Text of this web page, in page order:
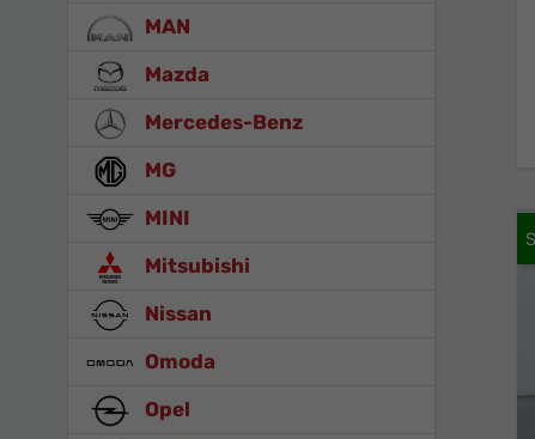
MAN
Mazda
Mercedes-Benz
MG
MINI
Mitsubishi
Nissan
Omoda
Opel